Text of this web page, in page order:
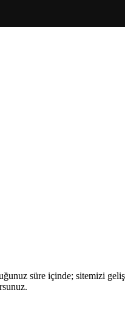
süre içinde; sitemizi